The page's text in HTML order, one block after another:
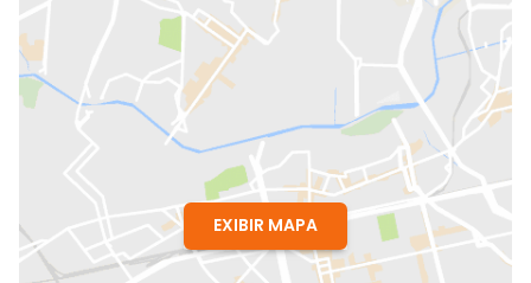
EXIBIR MAPA